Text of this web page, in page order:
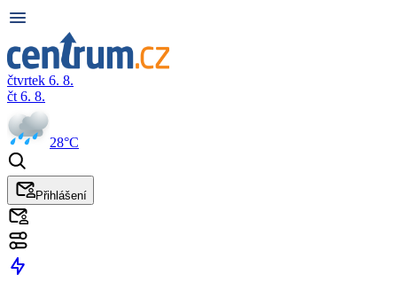
čtvrtek 6. 8.
čt 6. 8.
28°C
Přihlášení